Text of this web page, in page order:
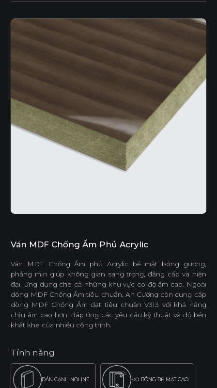
Ván MDF Chống Ẩm Phủ Acrylic
Ván MDF Chống Ẩm phủ Acrylic bề mặt bóng gương,
phẳng mịn giúp không gian sang trọng, đẳng cấp và hiện
đại, ứng dụng cho cả những khu vực có độ ẩm cao. Ngoài
dòng MDF Chống Ẩm tiêu chuẩn, An Cường còn cung cấp
dòng MDF Chống Ẩm đạt tiêu chuẩn V313 với khả năng
chịu ẩm cao hơn, đáp ứng các yêu cầu kỹ thuật và độ bền
khắt khe của nhiều công trình.
Tính năng
DÁN CẠNH NOLINE ĐỘ BÓNG BỀ MẶT CAO